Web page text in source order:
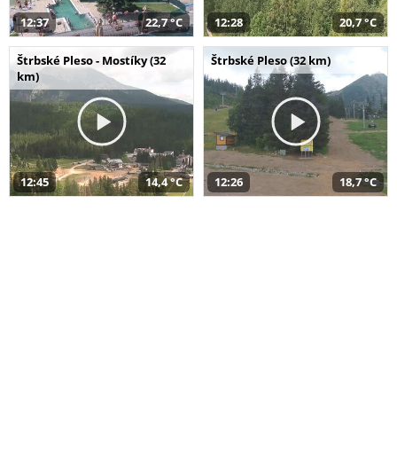
12:37 22,7 °C 12:28 20,7 °C
Štrbské Pleso - Mostíky (32
km)
12:45 14,4 °C
Štrbské Pleso (32 km)
12:26 18,7 °C